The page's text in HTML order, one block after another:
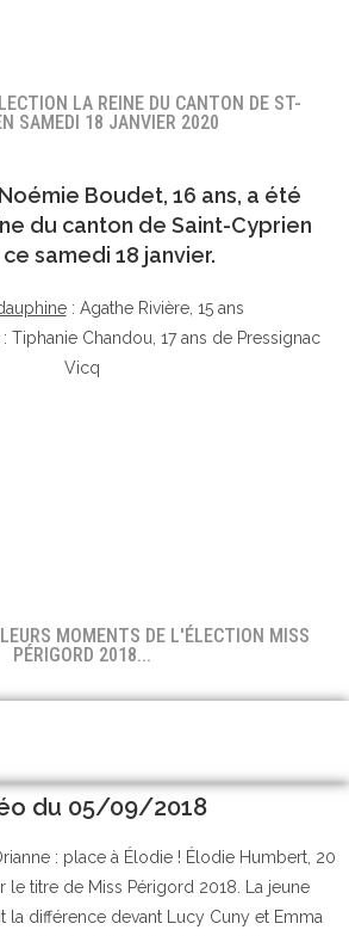
LA REINE DU CANTON DE ST-
SAMEDI 18 JANVIER 2020
Noémie Boudet, 16 ans, a été
du canton de Saint-Cyprien
ce samedi 18 janvier.
: Agathe Rivière, 15 ans
Tiphanie Chandou, 17 ans de Pressignac
Vicq
MOMENTS DE L'ÉLECTION MISS
PÉRIGORD 2018...
du 05/09/2018
: place à Élodie ! Élodie Humbert, 20
le titre de Miss Périgord 2018. La jeune
la différence devant Lucy Cuny et Emma